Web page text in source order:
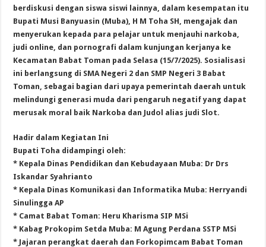
berdiskusi dengan siswa siswi lainnya, dalam kesempatan itu
Bupati Musi Banyuasin (Muba), H M Toha SH, mengajak dan
menyerukan kepada para pelajar untuk menjauhi narkoba,
judi online, dan pornografi dalam kunjungan kerjanya ke
Kecamatan Babat Toman pada Selasa (15/7/2025). Sosialisasi
ini berlangsung di SMA Negeri 2 dan SMP Negeri 3 Babat
Toman, sebagai bagian dari upaya pemerintah daerah untuk
melindungi generasi muda dari pengaruh negatif yang dapat
merusak moral baik Narkoba dan Judol alias judi Slot.
Hadir dalam Kegiatan Ini
Bupati Toha didampingi oleh:
* Kepala Dinas Pendidikan dan Kebudayaan Muba: Dr Drs
Iskandar Syahrianto
* Kepala Dinas Komunikasi dan Informatika Muba: Herryandi
Sinulingga AP
* Camat Babat Toman: Heru Kharisma SIP MSi
* Kabag Prokopim Setda Muba: M Agung Perdana SSTP MSi
* Jajaran perangkat daerah dan Forkopimcam Babat Toman